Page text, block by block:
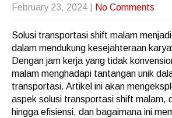
February 23, 2024 No Comments
Solusi transportasi shift malam
dalam mendukung kesejahteraan
Dengan jam kerja yang tidak
malam menghadapi tantangan unik
transportasi. Artikel ini akan
aspek solusi transportasi shift malam,
hingga efisiensi, dan bagaimana ini